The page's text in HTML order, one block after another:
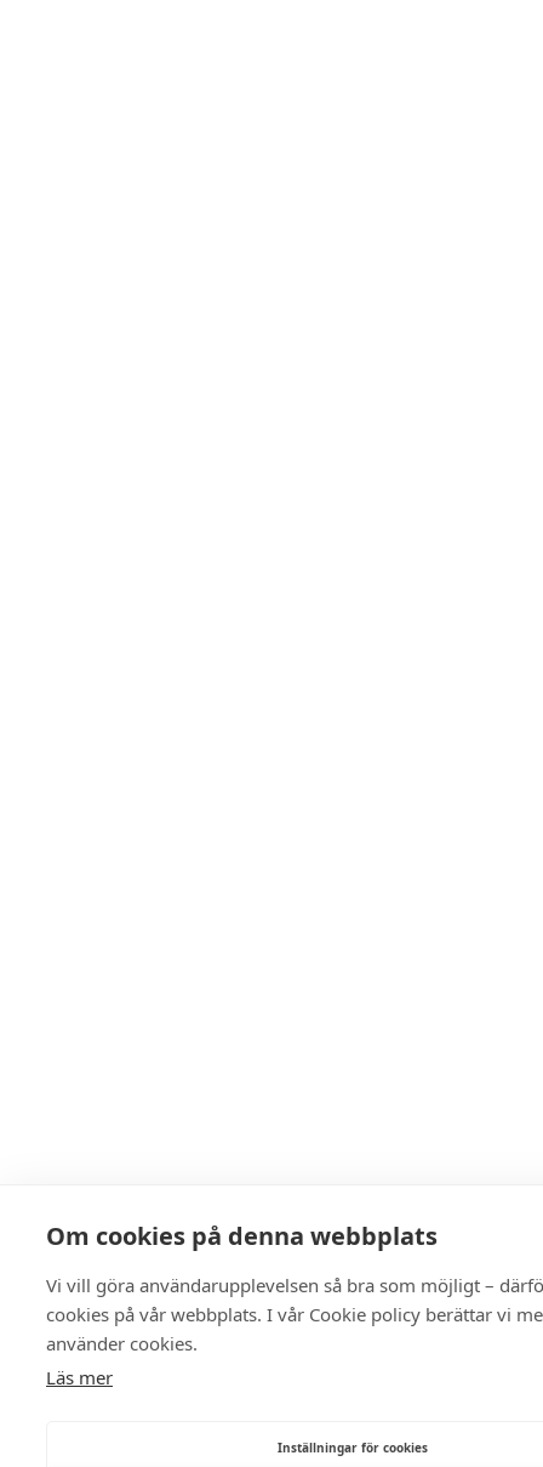
Om cookies på denna webbplats
Vi vill göra användarupplevelsen så bra som möjligt –
cookies på vår webbplats. I vår Cookie policy berättar vi
använder cookies.
Läs mer
Inställningar för cookies